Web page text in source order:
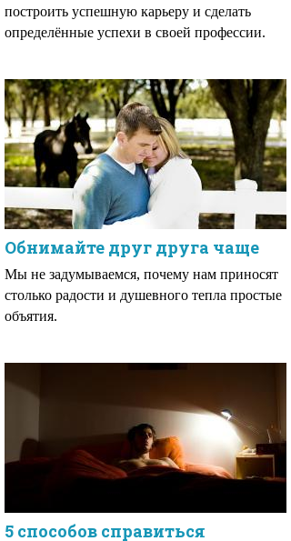
построить успешную карьеру и сделать
определённые успехи в своей профессии.
Обнимайте друг друга чаще
Мы не задумываемся, почему нам приносят
столько радости и душевного тепла простые
объятия.
5 способов справиться